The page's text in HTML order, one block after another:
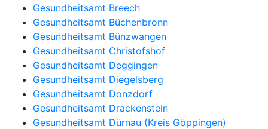
Gesundheitsamt Breech
Gesundheitsamt Büchenbronn
Gesundheitsamt Bünzwangen
Gesundheitsamt Christofshof
Gesundheitsamt Deggingen
Gesundheitsamt Diegelsberg
Gesundheitsamt Donzdorf
Gesundheitsamt Drackenstein
Gesundheitsamt Dürnau (Kreis Göppingen)